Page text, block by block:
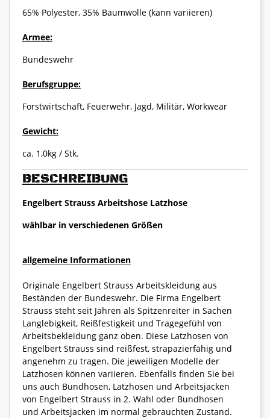
BESCHREIBUNG
Engelbert Strauss Arbeitshose Latzhose
wählbar in verschiedenen Größen
allgemeine Informationen
Originale Engelbert Strauss Arbeitskleidung aus
Beständen der Bundeswehr. Die Firma Engelbert
Strauss steht seit Jahren als Spitzenreiter in Sachen
Langlebigkeit, Reißfestigkeit und Tragegefühl von
Arbeitsbekleidung ganz oben. Diese Latzhosen von
Engelbert Strauss sind reißfest, strapazierfähig und
angenehm zu tragen. Die jeweiligen Modelle der
Latzhosen können variieren. Ebenfalls finden Sie bei
uns auch Bundhosen, Latzhosen und Arbeitsjacken
von Engelbert Strauss in 2. Wahl oder Bundhosen
und Arbeitsjacken im normal gebrauchten Zustand.
65% Polyester, 35% Baumwolle (kann variieren)
Armee:
Bundeswehr
Berufsgruppe:
Forstwirtschaft, Feuerwehr, Jagd, Militär, Workwear
Gewicht:
ca. 1,0kg / Stk.